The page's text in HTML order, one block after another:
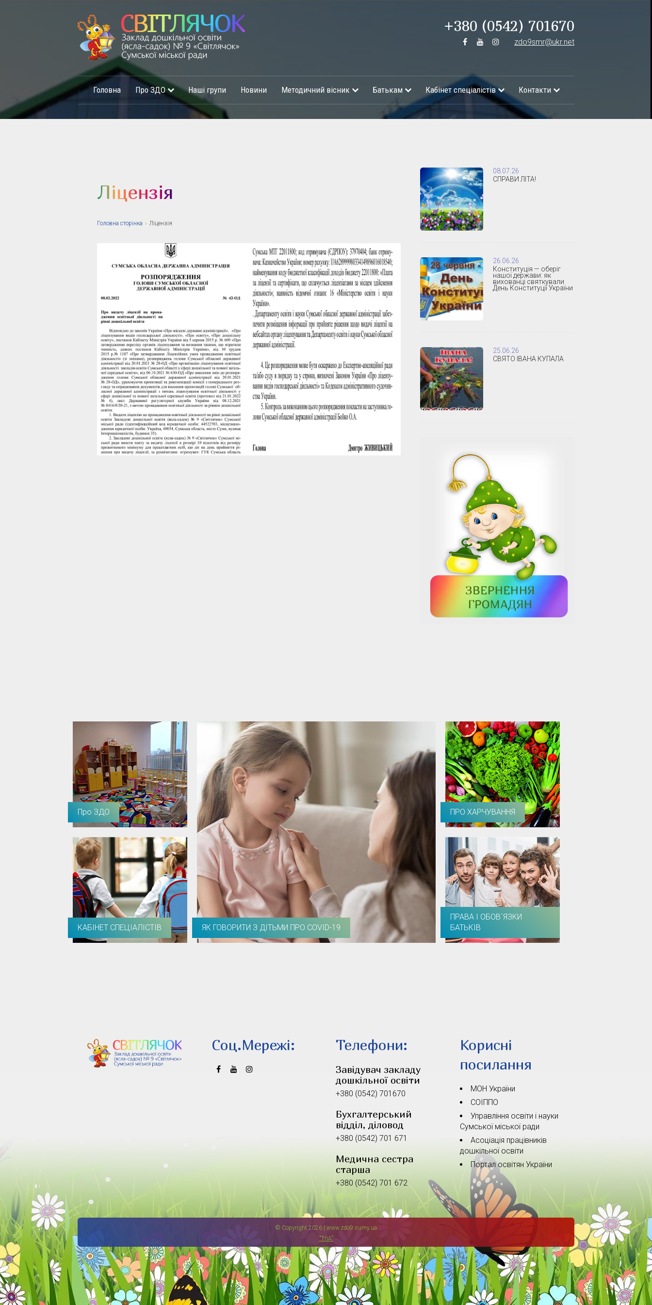
+380 (0542) 701670
zdo9smr@ukr.net
Головна Про ЗДО Наші групи Новини Методичний вісник Батькам Кабінет спеціалістів Контакти
08.07.26
СПРАВИ ЛІТА!
26.06.26
Конституція — оберіг
нашої держави: як
вихованці святкували
День Конституції України
25.06.26
СВЯТО ІВАНА КУПАЛА
Ліцензія
Головна сторiнка › Ліцензія
Про ЗДО
КАБІНЕТ СПЕЦІАЛІСТІВ ЯК ГОВОРИТИ З ДІТЬМИ ПРО COVID-19
ПРО ХАРЧУВАННЯ
ПРАВА І ОБОВ`ЯЗКИ
БАТЬКІВ
Соц.Мережi: Телефони:
Завідувач закладу
дошкільної освіти
+380 (0542) 701670
Бухгалтерський
відділ, діловод
+380 (0542) 701 671
Медична сестра
старша
+380 (0542) 701 672
Корисні
посилання
МОН України
СОІППО
Управління освіти і науки
Сумської міської ради
Асоціація працівників
дошкільної освіти
Портал освітян України
© Copyright 2026 | www.zdo9.sumy.ua
"TriA"